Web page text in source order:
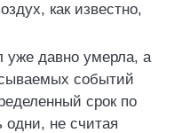
как известно,
давно умерла, а
событий
срок по
одни, не считая